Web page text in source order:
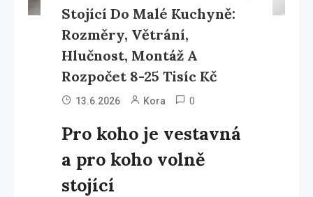
Stojící Do Malé Kuchyně:
Rozměry, Větrání,
Hlučnost, Montáž A
Rozpočet 8-25 Tisíc Kč
13.6.2026 Kora 0
Pro koho je vestavná
a pro koho volně
stojící